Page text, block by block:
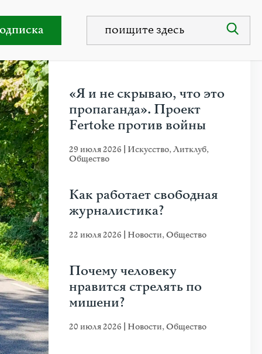
«Я и не скрываю, что это
пропаганда». Проект
Fertoke против войны
29 июля 2026 Искусство,Литклуб,
Общество
Как работает свободная
журналистика?
22 июля 2026 Новости,Общество
Почему человеку
нравится стрелять по
мишени?
20 июля 2026 Новости,Общество